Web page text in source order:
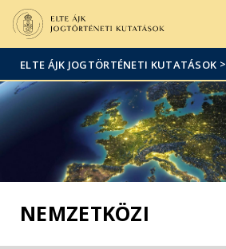
sajtóban
ELTE ÁJK JOGTÖRTÉNETI KUTATÁSOK >
NEMZETKÖZI